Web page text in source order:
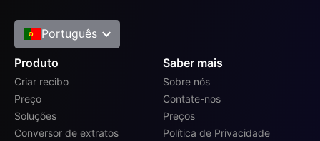
Português
Produto
Criar recibo
Preço
Soluções
Conversor de extratos
Saber mais
Sobre nós
Contate-nos
Preços
Política de Privacidade